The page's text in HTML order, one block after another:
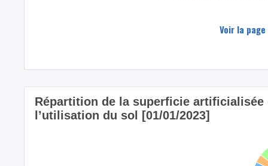
Voir la
Répartition de la superficie artificialisée
l’utilisation du sol [01/01/2023]